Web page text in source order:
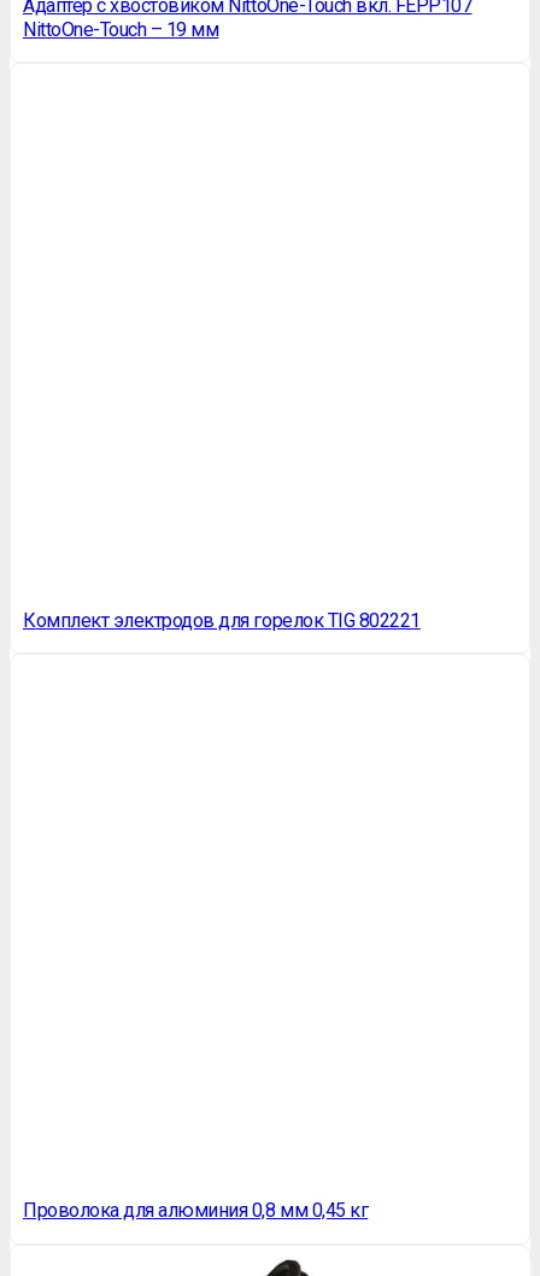
Адаптер с хвостовиком NittoOne-Touch вкл. FEPP107
NittoOne-Touch – 19 мм
Комплект электродов для горелок TIG 802221
Проволока для алюминия 0,8 мм 0,45 кг